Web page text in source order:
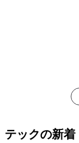
テックの新着